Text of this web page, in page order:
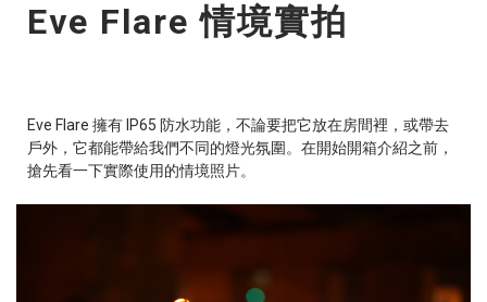
Eve Flare 情境實拍
Eve Flare 擁有 IP65 防水功能，不論要把它放在房間裡，或帶去
戶外，它都能帶給我們不同的燈光氛圍。在開始開箱介紹之前，
搶先看一下實際使用的情境照片。